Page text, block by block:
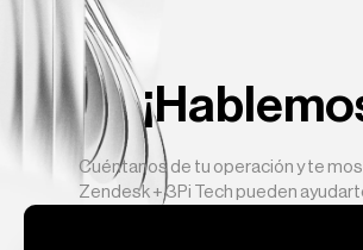
Cuéntanos de tu operación y te
Zendesk + 3Pi Tech pueden